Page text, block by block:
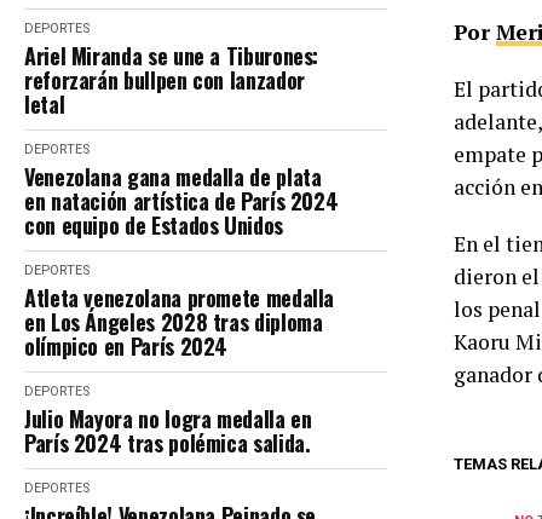
DEPORTES
Ariel Miranda se une a Tiburones:
reforzarán bullpen con lanzador
letal
DEPORTES
Venezolana gana medalla de plata
en natación artística de París 2024
con equipo de Estados Unidos
DEPORTES
Atleta venezolana promete medalla
en Los Ángeles 2028 tras diploma
olímpico en París 2024
DEPORTES
Julio Mayora no logra medalla en
París 2024 tras polémica salida.
DEPORTES
Por
El
empate
acción
En el
dieron
los
Kaoru
ganador
TEMAS